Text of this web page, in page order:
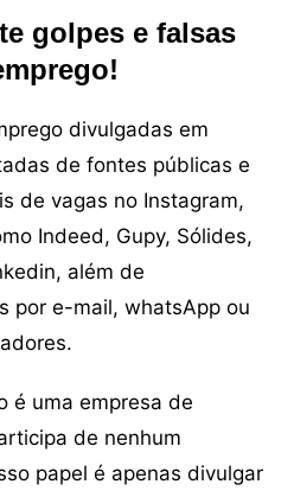
golpes e falsas
divulgadas em
de fontes públicas e
de vagas no Instagram,
Indeed, Gupy, Sólides,
além de
por e-mail, whatsApp ou
é uma empresa de
de nenhum
papel é apenas divulgar